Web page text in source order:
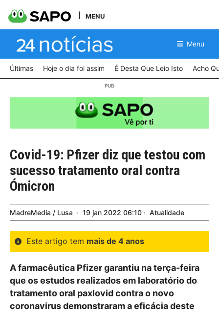
MENU
Menu
Últimas Hoje o dia foi assim É Desta Que Leio Isto Acho
Covid-19: Pfizer diz que testou com
sucesso tratamento oral contra
Ómicron
MadreMedia / Lusa 19 jan 2022 06:10 Atualidade
Este artigo tem mais de 4 anos
A farmacêutica Pfizer garantiu na terça-feira
que os estudos realizados em laboratório do
tratamento oral paxlovid contra o novo
coronavirus demonstraram a eficácia deste